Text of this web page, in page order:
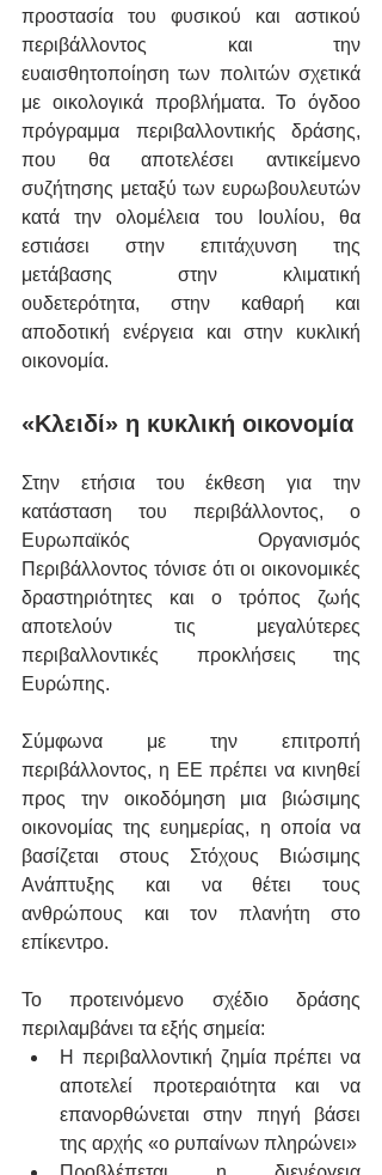
προστασία του φυσικού και αστικού
περιβάλλοντος και την
ευαισθητοποίηση των πολιτών σχετικά
με οικολογικά προβλήματα. Το όγδοο
πρόγραμμα περιβαλλοντικής δράσης,
που θα αποτελέσει αντικείμενο
συζήτησης μεταξύ των ευρωβουλευτών
κατά την ολομέλεια του Ιουλίου, θα
εστιάσει στην επιτάχυνση της
μετάβασης στην κλιματική
ουδετερότητα, στην καθαρή και
αποδοτική ενέργεια και στην κυκλική
οικονομία.
«Κλειδί» η κυκλική οικονομία
Στην ετήσια του έκθεση για την
κατάσταση του περιβάλλοντος, ο
Ευρωπαϊκός Οργανισμός
Περιβάλλοντος τόνισε ότι οι οικονομικές
δραστηριότητες και ο τρόπος ζωής
αποτελούν τις μεγαλύτερες
περιβαλλοντικές προκλήσεις της
Ευρώπης.
Σύμφωνα με την επιτροπή
περιβάλλοντος, η ΕΕ πρέπει να κινηθεί
προς την οικοδόμηση μια βιώσιμης
οικονομίας της ευημερίας, η οποία να
βασίζεται στους Στόχους Βιώσιμης
Ανάπτυξης και να θέτει τους
ανθρώπους και τον πλανήτη στο
επίκεντρο.
Το προτεινόμενο σχέδιο δράσης
περιλαμβάνει τα εξής σημεία:
Η περιβαλλοντική ζημία πρέπει να
αποτελεί προτεραιότητα και να
επανορθώνεται στην πηγή βάσει
της αρχής «ο ρυπαίνων πληρώνει»